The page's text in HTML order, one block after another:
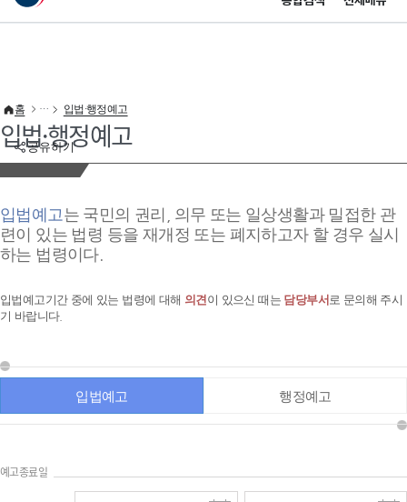
이 누리집은 대한민국 공식 전자정부 누리집입니다.
공유하기
홈 입법·행정예고
입법·행정예고
입법예고는 국민의 권리, 의무 또는 일상생활과 밀접한 관
련이 있는 법령 등을 재개정 또는 폐지하고자 할 경우 실시
하는 법령이다.
입법예고기간 중에 있는 법령에 대해 의견이 있으신 때는 담당부서 로 문의해 주시
기 바랍니다.
입법예고 행정예고
예고종료일